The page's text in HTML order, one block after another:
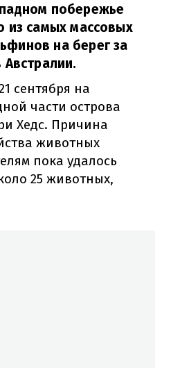
побережье
из самых массовых
на берег за
Австралии.
сентября на
части острова
Хедс. Причина
животных
пока удалось
25 животных,